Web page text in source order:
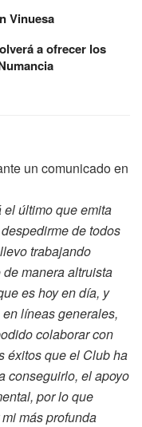
Vinuesa
a ofrecer los
un comunicado en
último que emita
de todos
trabajando
manera altruista
es hoy en día, y
líneas generales,
colaborar con
éxitos que el Club ha
conseguirlo, el apoyo
por lo que
más profunda